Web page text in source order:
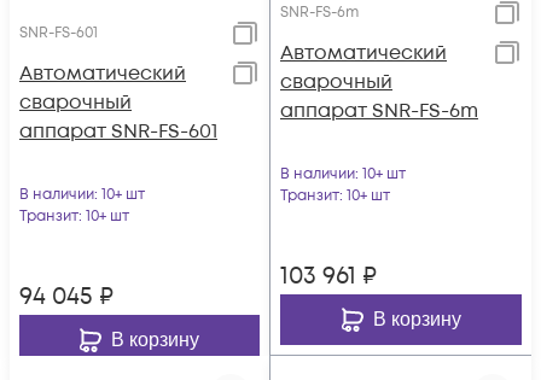
SNR-FS-601
Автоматический
сварочный
аппарат SNR-FS-601
В наличии: 10+ шт
Транзит: 10+ шт
94 045 ₽
В корзину
SNR-FS-6m
Автоматический
сварочный
аппарат SNR-FS-6m
В наличии: 10+ шт
Транзит: 10+ шт
103 961 ₽
В корзину